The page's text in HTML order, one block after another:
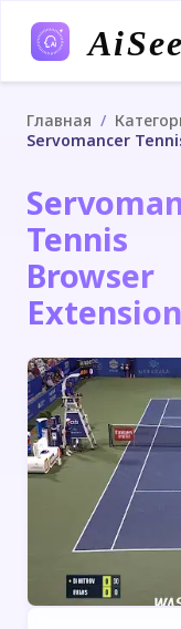
Главная /
Servomancer
Tennis
Browser
Extension